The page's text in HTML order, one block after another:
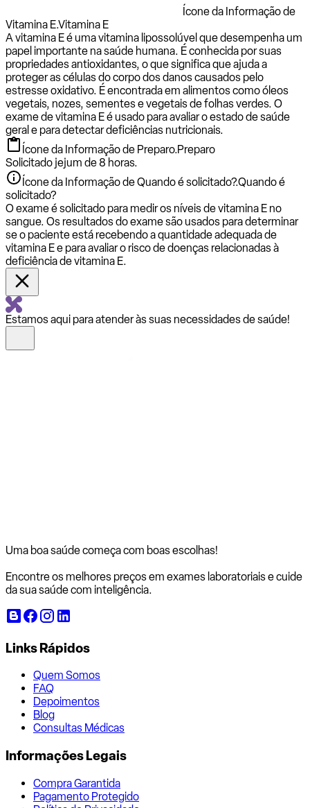
Ícone da Informação de
Vitamina E.Vitamina E
A vitamina E é uma vitamina lipossolúvel que desempenha um
papel importante na saúde humana. É conhecida por suas
propriedades antioxidantes, o que significa que ajuda a
proteger as células do corpo dos danos causados ​​pelo
estresse oxidativo. É encontrada em alimentos como óleos
vegetais, nozes, sementes e vegetais de folhas verdes. O
exame de vitamina E é usado para avaliar o estado de saúde
geral e para detectar deficiências nutricionais.
Ícone da Informação de Preparo.Preparo
Solicitado jejum de 8 horas.
Ícone da Informação de Quando é solicitado?.Quando é
solicitado?
O exame é solicitado para medir os níveis de vitamina E no
sangue. Os resultados do exame são usados ​​para determinar
se o paciente está recebendo a quantidade adequada de
vitamina E e para avaliar o risco de doenças relacionadas à
deficiência de vitamina E.
Estamos aqui para atender às suas necessidades de saúde!
Uma boa saúde começa com boas escolhas!
Encontre os melhores preços em exames laboratoriais e cuide
da sua saúde com inteligência.
Links Rápidos
Quem Somos
FAQ
Depoimentos
Blog
Consultas Médicas
Informações Legais
Compra Garantida
Pagamento Protegido